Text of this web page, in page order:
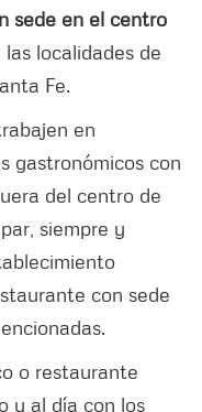
sede en el centro
localidades de
Fe.
en
gastronómicos con
del centro de
siempre y
con sede
o restaurante
y al día con los